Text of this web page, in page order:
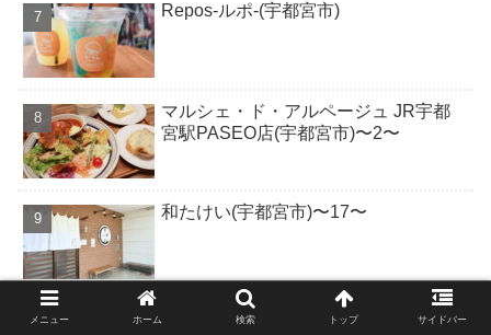
Repos-ルポ-(宇都宮市)
マルシェ・ド・アルページュ JR宇都
宮駅PASEO店(宇都宮市)〜2〜
和たけい(宇都宮市)〜17〜
Blue Island cafe by ivory (宇都宮市)〜
メニュー ホーム 検索 トップ サイドバー